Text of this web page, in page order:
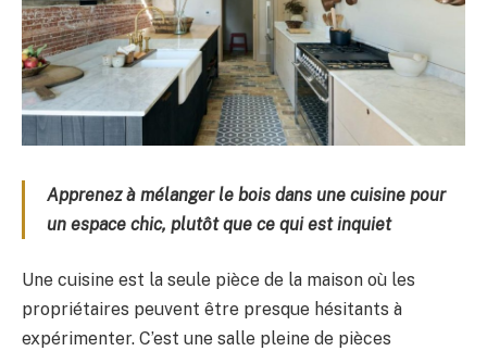
Apprenez à mélanger le bois dans une cuisine pour
un espace chic, plutôt que ce qui est inquiet
Une cuisine est la seule pièce de la maison où les
propriétaires peuvent être presque hésitants à
expérimenter. C’est une salle pleine de pièces